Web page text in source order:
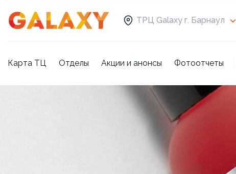
ТРЦ Galaxy г. Барнаул
Карта ТЦ Отделы Акции и анонсы Фотоотчеты